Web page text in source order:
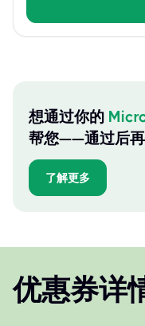
想通过你的
帮您——通过后再
了解更多
优惠券详